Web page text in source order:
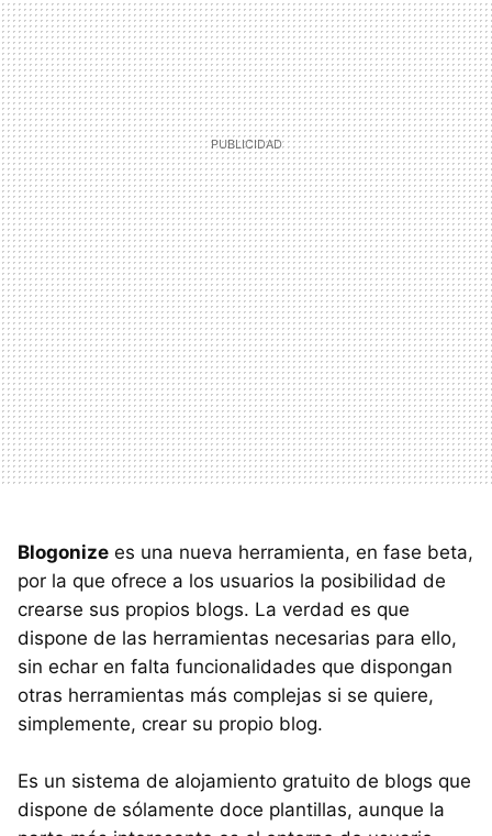
Blogonize es una nueva herramienta, en fase beta,
por la que ofrece a los usuarios la posibilidad de
crearse sus propios blogs. La verdad es que
dispone de las herramientas necesarias para ello,
sin echar en falta funcionalidades que dispongan
otras herramientas más complejas si se quiere,
simplemente, crear su propio blog.
Es un sistema de alojamiento gratuito de blogs que
dispone de sólamente doce plantillas, aunque la